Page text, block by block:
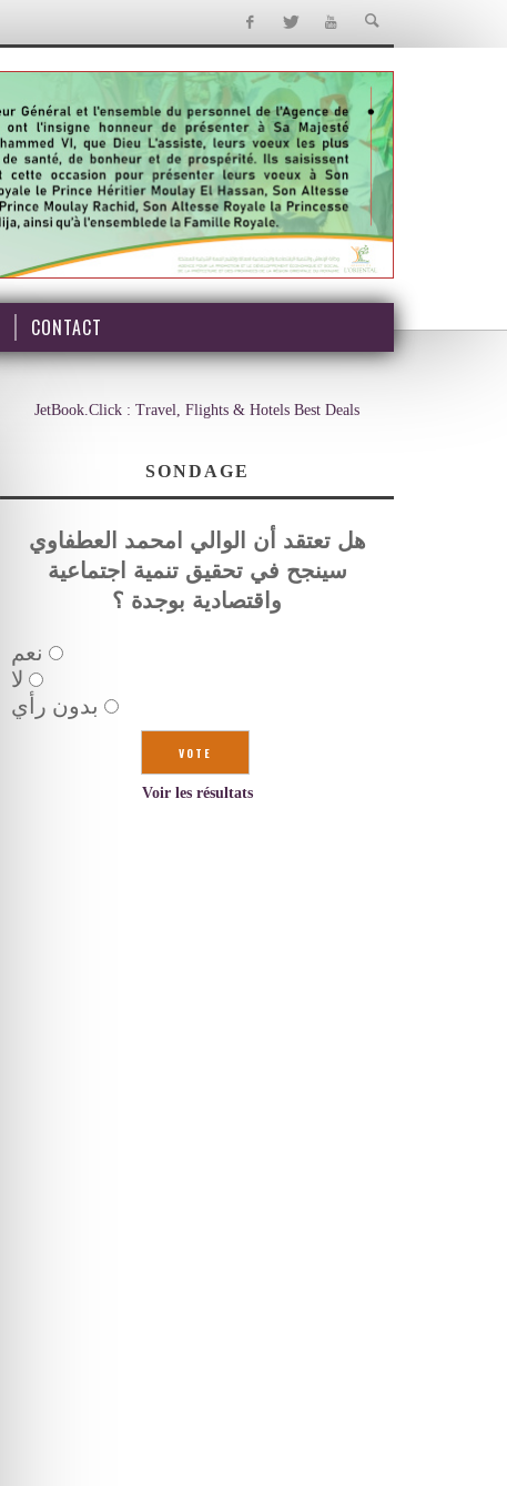
CONTACT
JetBook.Click : Travel, Flights & Hotels Best Deals
SONDAGE
هل تعتقد أن الوالي امحمد العطفاوي
سينجح في تحقيق تنمية اجتماعية
واقتصادية بوجدة ؟
نعم
لا
بدون رأي
Voir les résultats